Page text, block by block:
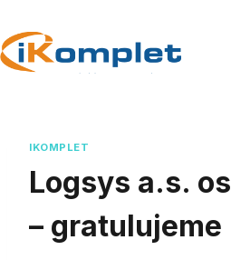
to
content
IKOMPLET
Logsys a.s.
– gratulujeme